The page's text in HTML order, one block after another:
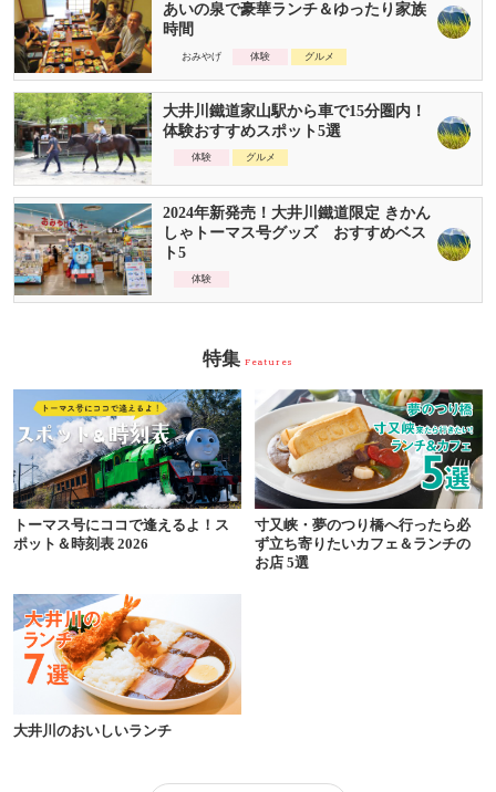
あいの泉で豪華ランチ＆ゆったり家族
時間
おみやげ 体験 グルメ
大井川鐵道家山駅から車で15分圏内！
体験おすすめスポット5選
体験 グルメ
2024年新発売！大井川鐵道限定 きかん
しゃトーマス号グッズ おすすめベス
ト5
体験
特集 Features
トーマス号にココで逢えるよ！ス
ポット＆時刻表 2026
寸又峡・夢のつり橋へ行ったら必
ず立ち寄りたいカフェ＆ランチの
お店 5選
大井川のおいしいランチ